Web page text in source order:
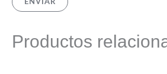
Productos